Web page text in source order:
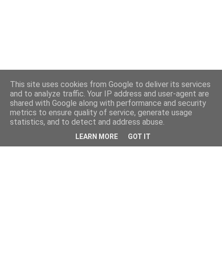
This site uses cookies from Google to deliver its services
and to analyze traffic. Your IP address and user-agent are
shared with Google along with performance and security
metrics to ensure quality of service, generate usage
statistics, and to detect and address abuse.
LEARN MORE GOT IT